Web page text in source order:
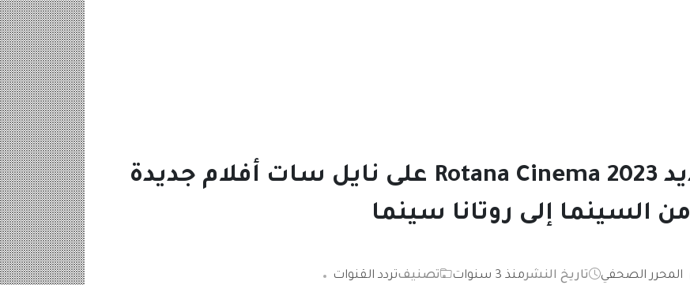
تردد روتانا سينما الجديد 2023 Rotana Cinema على نايل سات أفلام جديدة
من السينما إلى روتانا سينما
المحرر الصحفي تاريخ النشرمنذ 3 سنوات تصنيفتردد القنوات